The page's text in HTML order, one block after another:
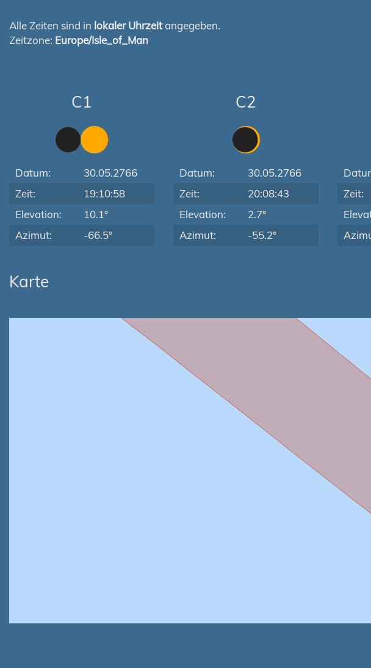
Alle Zeiten sind in lokaler Uhrzeitangegeben.
Zeitzone: Europe/Isle_of_Man
C1
Datum:
30.05.2766
Zeit:
19:10:58
Elevation:
10.1°
Azimut:
-66.5°
C2
Datum:
30.05.2766
Zeit:
20:08:43
Elevation:
2.7°
Azimut:
-55.2°
Zeit:
Karte